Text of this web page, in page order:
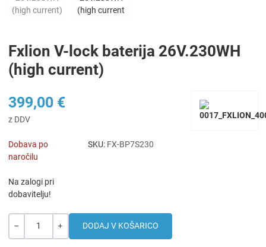
Fxlion V-lock baterija 26V.230WH
(high current)
399,00 €
z DDV
Dobava po
naročilu
Na zalogi pri
dobavitelju!
SKU: FX-BP7S230